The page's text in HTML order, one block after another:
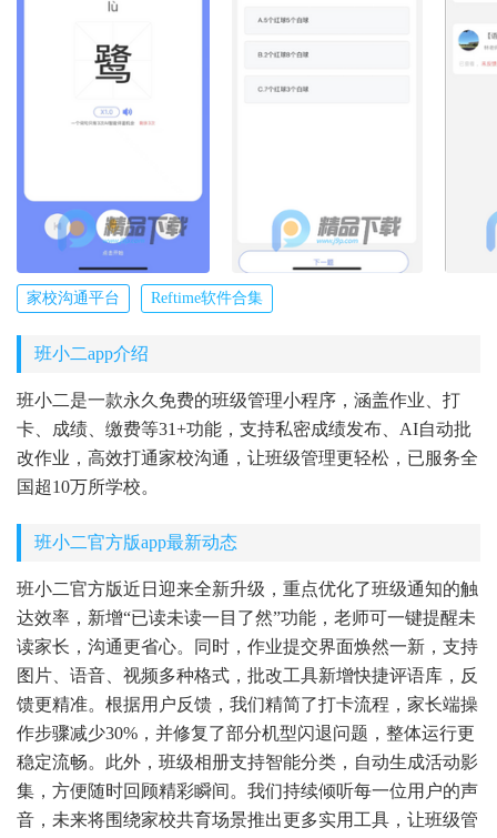
家校沟通平台 Reftime软件合集
班小二app介绍
班小二是一款永久免费的班级管理小程序，涵盖作业、打
卡、成绩、缴费等31+功能，支持私密成绩发布、AI自动批
改作业，高效打通家校沟通，让班级管理更轻松，已服务全
国超10万所学校。
班小二官方版app最新动态
班小二官方版近日迎来全新升级，重点优化了班级通知的触
达效率，新增“已读未读一目了然”功能，老师可一键提醒未
读家长，沟通更省心。同时，作业提交界面焕然一新，支持
图片、语音、视频多种格式，批改工具新增快捷评语库，反
馈更精准。根据用户反馈，我们精简了打卡流程，家长端操
作步骤减少30%，并修复了部分机型闪退问题，整体运行更
稳定流畅。此外，班级相册支持智能分类，自动生成活动影
集，方便随时回顾精彩瞬间。我们持续倾听每一位用户的声
音，未来将围绕家校共育场景推出更多实用工具，让班级管